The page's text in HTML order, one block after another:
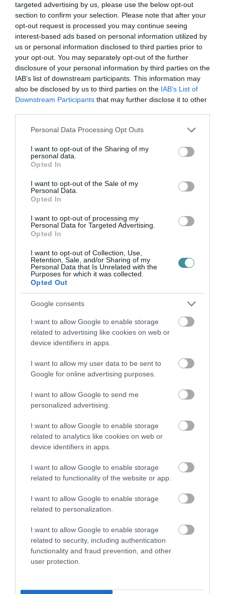
targeted advertising by us, please use the below opt-out
section to confirm your selection. Please note that after your
opt-out request is processed you may continue seeing
interest-based ads based on personal information utilized by
us or personal information disclosed to third parties prior to
your opt-out. You may separately opt-out of the further
disclosure of your personal information by third parties on the
IAB’s list of downstream participants. This information may
also be disclosed by us to third parties on the IAB’s List of
Downstream Participants that may further disclose it to other
Please note that this website/app uses one or more Google
not limited to your visit or usage behaviour. You may click to
grant or deny consent to Google and its third-party tags to
use your data for below specified purposes in below Google
consent section.
Personal Data Processing Opt Outs
I want to opt-out of the Sharing of my
personal data.
Opted In
I want to opt-out of the Sale of my
Personal Data.
Opted In
I want to opt-out of processing my
Personal Data for Targeted Advertising.
Opted In
I want to opt-out of Collection, Use,
Retention, Sale, and/or Sharing of my
Personal Data that Is Unrelated with the
Purposes for which it was collected.
Opted Out
Google consents
I want to allow Google to enable storage
related to advertising like cookies on web or
device identifiers in apps.
I want to allow my user data to be sent to
Google for online advertising purposes.
I want to allow Google to send me
personalized advertising.
I want to allow Google to enable storage
related to analytics like cookies on web or
device identifiers in apps.
I want to allow Google to enable storage
related to functionality of the website or app.
I want to allow Google to enable storage
related to personalization.
I want to allow Google to enable storage
related to security, including authentication
functionality and fraud prevention, and other
user protection.
napokban.
Azért, hogy az informatikai műveleteket
gördülékenyen tudják végrehajtani, az
egyesült MKB Bank április 2. és 4. között
bankszünnapot tart. Az átállás miatt már
március 31-én és április 1-jén rövidebb
szolgáltatáskiesésekkel számolhat
– közölte Kiss Alexandra Ivette.
csatornái közülrövidebb időszakokra leáll az
internetbank, a mobilapplikáció, nem
indulnak el és nem érnek célba az azonnali
utalások, és rövidebb időszakon keresztül
az ATM-ből sem lehet majd készpénzt
felvenni.Arra is figyelmeztettek, hogy április
2-án és 3-án egyebek között a hitelkártya-
használatban rövidebb kieséseket
tapasztalhatnak az ügyfelek.
Április 4-én a bankfiókok zárva lesznek
azonban elektronikus csatornák és a telefonos
ügyfélszolgálat várhatóan elérhető lesz, a
pénzforgalom és a kártyahasználat is a
megszokott módon újra működik majd.
(Indexkép forrása: MKB / Facebook)
Ne maradjon le a legfrissebb hírekről, kövessen